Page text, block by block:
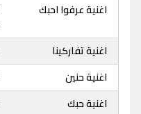
اغنية عرفوا احبك
اغنية تفاركينا
اغنية حنين
اغنية حبك